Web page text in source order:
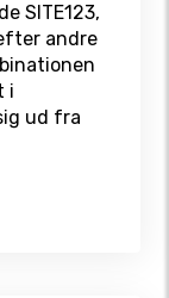
SITE123,
andre
i
ud fra